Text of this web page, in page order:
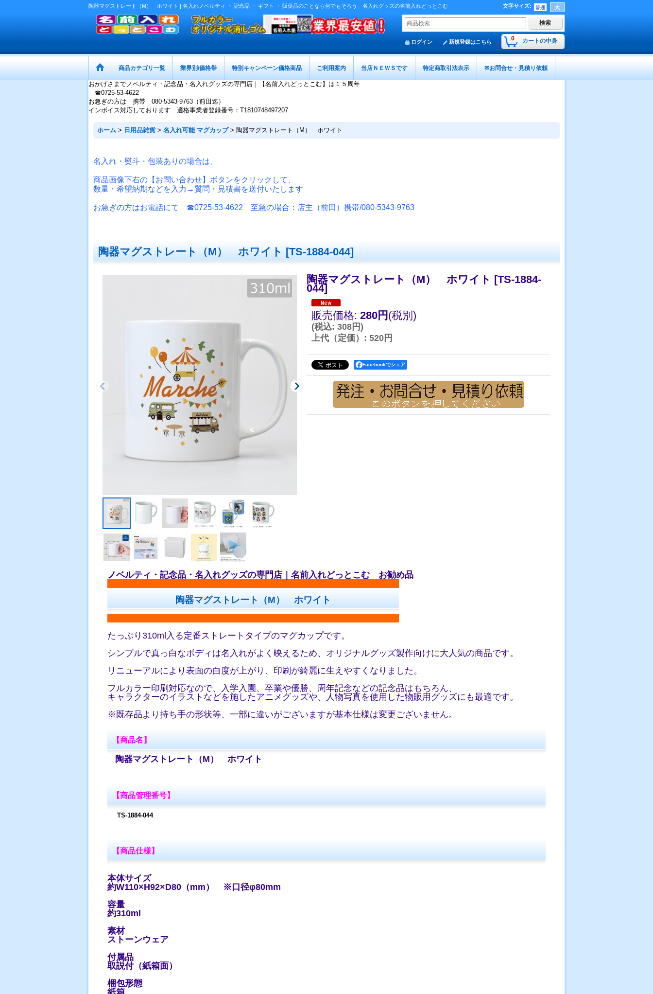
陶器マグストレート（M） ホワイト | 名入れノベルティ ・ 記念品 ・ ギフト ・ 販促品のことなら何でもそろう、名入れグッズの名前入れどっとこむ 文字サイズ:
0 カートの中身
ログイン 新規登録はこちら
商品カテゴリ一覧 業界別/価格帯 特別キャンペーン価格商品 ご利用案内 当店ＮＥＷＳです 特定商取引法表示 ✉お問合せ・見積り依頼
おかげさまでノベルティ・記念品・名入れグッズの専門店｜【名前入れどっとこむ】は１５周年
☎0725-53-4622
お急ぎの方は 携帯 080-5343-9763（前田迄）
インボイス対応しております 適格事業者登録番号：T1810748497207
ホーム > 日用品雑貨 > 名入れ可能 マグカップ > 陶器マグストレート（M） ホワイト
名入れ・熨斗・包装ありの場合は、
商品画像下右の【お問い合わせ】ボタンをクリックして、
数量・希望納期などを入力→質問・見積書を送付いたします
お急ぎの方はお電話にて ☎0725-53-4622 至急の場合：店主（前田）携帯/080-5343-9763
陶器マグストレート（M） ホワイト [TS-1884-044]
陶器マグストレート（M） ホワイト [TS-1884-
044]
販売価格: 280円 (税別)
(税込: 308円)
上代（定価） : 520円
Facebookでシェア
ノベルティ・記念品・名入れグッズの専門店｜名前入れどっとこむ お勧め品
陶器マグストレート（M） ホワイト
たっぷり310ml入る定番ストレートタイプのマグカップです。
シンプルで真っ白なボディは名入れがよく映えるため、オリジナルグッズ製作向けに大人気の商品です。
リニューアルにより表面の白度が上がり、印刷が綺麗に生えやすくなりました。
フルカラー印刷対応なので、入学入園、卒業や優勝、周年記念などの記念品はもちろん、
キャラクターのイラストなどを施したアニメグッズや、人物写真を使用した物販用グッズにも最適です。
※既存品より持ち手の形状等、一部に違いがございますが基本仕様は変更ございません。
【商品名】
陶器マグストレート（M） ホワイト
【商品管理番号】
TS-1884-044
【商品仕様】
本体サイズ
約W110×H92×D80（mm） ※口径φ80mm
容量
約310ml
素材
ストーンウェア
付属品
取説付（紙箱面）
梱包形態
紙箱